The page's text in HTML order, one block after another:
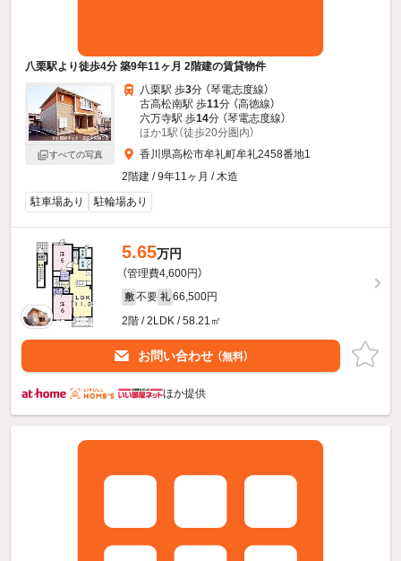
八栗駅より徒歩4分 築9年11ヶ月 2階建の賃貸物件
すべての写真
八栗駅 歩3分 （琴電志度線）
古高松南駅 歩11分 （高徳線）
六万寺駅 歩14分 （琴電志度線）
ほか1駅（徒歩20分圏内）
香川県高松市牟礼町牟礼2458番地1
2階建 / 9年11ヶ月 / 木造
駐車場あり
駐輪場あり
5.65万円
（管理費4,600円）
敷 不要 礼 66,500円
2階 / 2LDK / 58.21㎡
お問い合わせ （無料）
ほか提供